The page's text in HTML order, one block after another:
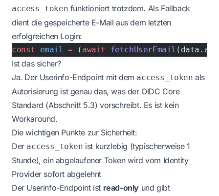
access_token funktioniert trotzdem. Als Fallback
dient die gespeicherte E-Mail aus dem letzten
erfolgreichen Login:
const email = ( await fetchUserEmail
Ist das sicher?
Ja. Der Userinfo-Endpoint mit dem access_token als
Autorisierung ist genau das, was der OIDC Core
Standard (Abschnitt 5.3) vorschreibt. Es ist kein
Workaround.
Die wichtigen Punkte zur Sicherheit:
Der access_token ist kurzlebig (typischerweise 1
Stunde), ein abgelaufener Token wird vom Identity
Provider sofort abgelehnt
Der Userinfo-Endpoint ist read-only und gibt